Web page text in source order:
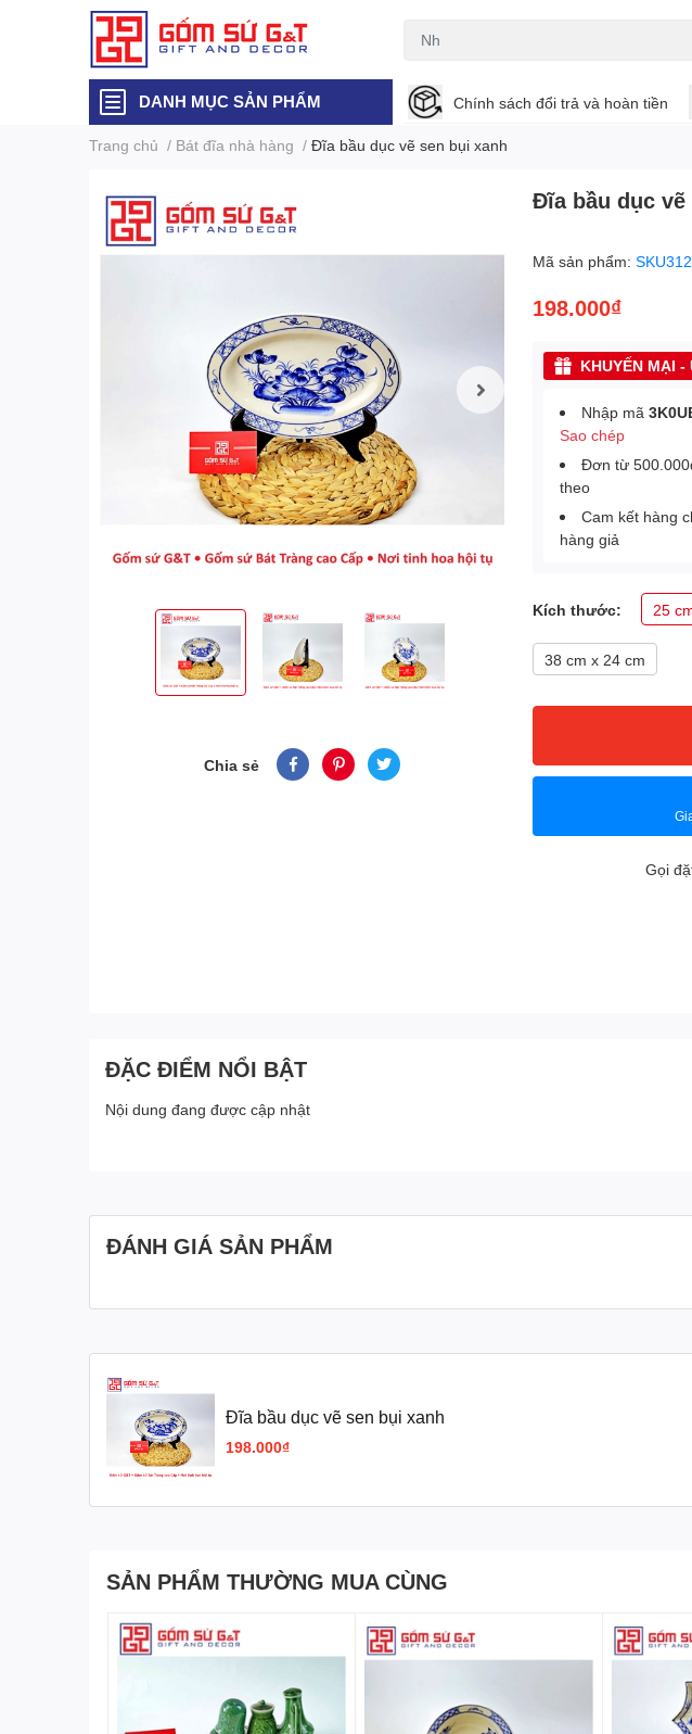
DANH MỤC SẢN PHẨM Chính sách đổi trả và hoàn tiền
Trang chủ / Bát đĩa nhà hàng / Đĩa bầu dục vẽ sen bụi xanh
Chia sẻ
Đĩa bầu dục
Mã sản phẩm:
198.000₫
KHUYẾN MẠI
Nhập mã
Sao chép
Đơn từ
theo
Cam kết hàng
hàng giả
Kích thước: 25
38 cm x 24 cm
Gọi
ĐẶC ĐIỂM NỔI BẬT
Nội dung đang được cập nhật
ĐÁNH GIÁ SẢN PHẨM
Đĩa bầu dục vẽ sen bụi xanh
198.000₫
SẢN PHẨM THƯỜNG MUA CÙNG